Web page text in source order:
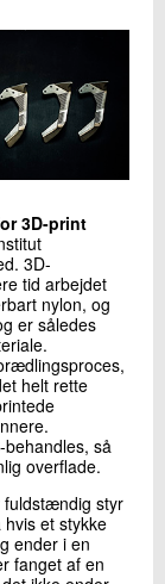
3D-print
3D-
tid arbejdet
nylon, og
er således
helt rette
så
overflade.
fuldstændig styr
et stykke
ender i en
fanget af en